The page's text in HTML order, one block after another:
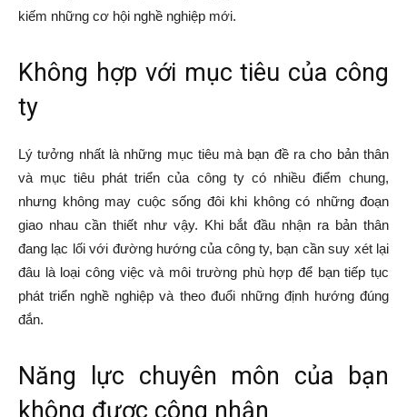
kiếm những cơ hội nghề nghiệp mới.
Không hợp với mục tiêu của công
ty
Lý tưởng nhất là những mục tiêu mà bạn đề ra cho bản thân
và mục tiêu phát triển của công ty có nhiều điểm chung,
nhưng không may cuộc sống đôi khi không có những đoạn
giao nhau cần thiết như vậy. Khi bắt đầu nhận ra bản thân
đang lạc lối với đường hướng của công ty, bạn cần suy xét lại
đâu là loại công việc và môi trường phù hợp để bạn tiếp tục
phát triển nghề nghiệp và theo đuổi những định hướng đúng
đắn.
Năng lực chuyên môn của bạn
không được công nhận